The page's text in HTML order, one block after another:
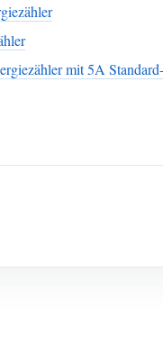
mit 5A